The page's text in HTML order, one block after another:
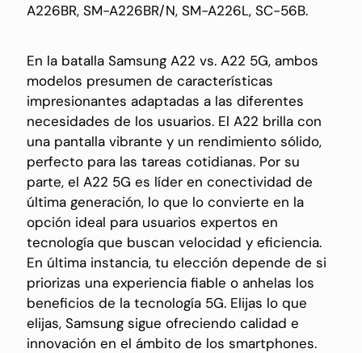
A226BR, SM-A226BR/N, SM-A226L, SC-56B.
En la batalla Samsung A22 vs. A22 5G, ambos
modelos presumen de características
impresionantes adaptadas a las diferentes
necesidades de los usuarios. El A22 brilla con
una pantalla vibrante y un rendimiento sólido,
perfecto para las tareas cotidianas. Por su
parte, el A22 5G es líder en conectividad de
última generación, lo que lo convierte en la
opción ideal para usuarios expertos en
tecnología que buscan velocidad y eficiencia.
En última instancia, tu elección depende de si
priorizas una experiencia fiable o anhelas los
beneficios de la tecnología 5G. Elijas lo que
elijas, Samsung sigue ofreciendo calidad e
innovación en el ámbito de los smartphones.